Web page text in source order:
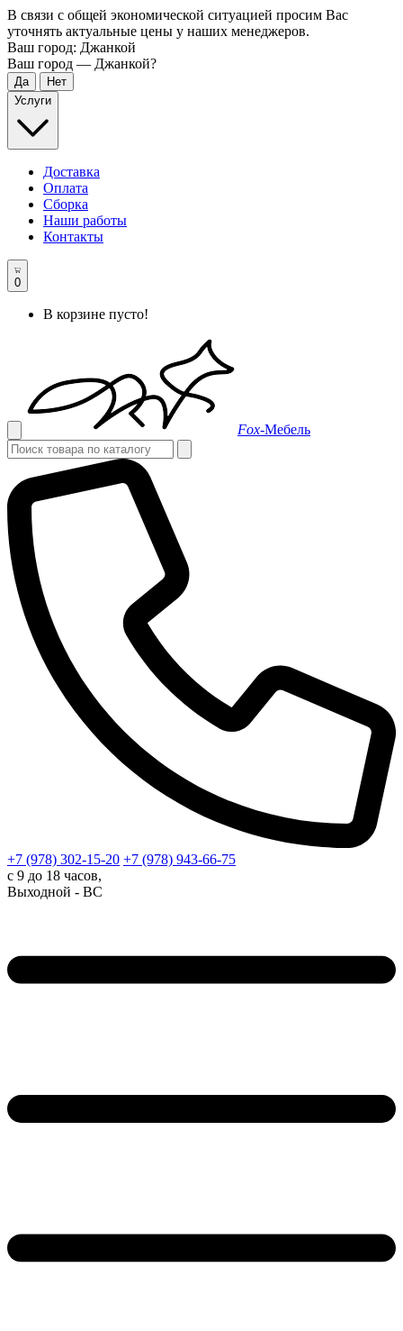
В связи с общей экономической ситуацией просим Вас
уточнять актуальные цены у наших менеджеров.
Ваш город: Джанкой
Ваш город — Джанкой?
Услуги
Доставка
Оплата
Сборка
Наши работы
Контакты
0
В корзине пусто!
Fox-Мебель
+7 (978) 302-15-20 +7 (978) 943-66-75
с 9 до 18 часов,
Выходной - ВС